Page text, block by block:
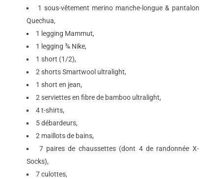
1 sous-vêtement merino manche-longue & pantalon
Quechua,
1 legging Mammut,
1 legging ¾ Nike,
1 short (1/2),
2 shorts Smartwool ultralight,
1 short en jean,
2 serviettes en fibre de bamboo ultralight,
4 t-shirts,
5 débardeurs,
2 maillots de bains,
7 paires de chaussettes (dont 4 de randonnée X-
Socks),
7 culottes,